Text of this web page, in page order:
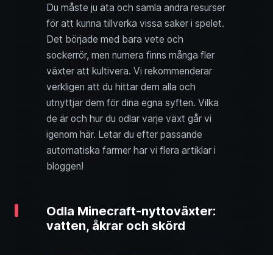
Du måste ju äta och samla andra resurser
för att kunna tillverka vissa saker i spelet.
Det började med bara vete och
sockerrör, men numera finns många fler
växter att kultivera. Vi rekommenderar
verkligen att du hittar dem alla och
utnyttjar dem för dina egna syften. Vilka
de är och hur du odlar varje växt går vi
igenom här. Letar du efter passande
automatiska farmer har vi flera artiklar i
bloggen!
Odla Minecraft-nyttoväxter:
vatten, åkrar och skörd